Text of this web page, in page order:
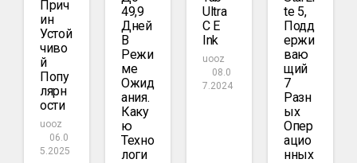
Прич
Ин
Устой
Чиво
Й
Попу
Лярн
Ости
uooz
06.0
5.2025
49,9
Дней
В
Режи
Ме
Ожид
Ания.
Каку
Ю
Техно
Логи
Ultra
C E
Ink
uooz
08.0
7.2024
Te 5,
Подд
Ержи
Ваю
Щий
7
Разн
Ых
Опер
Ацио
Нных